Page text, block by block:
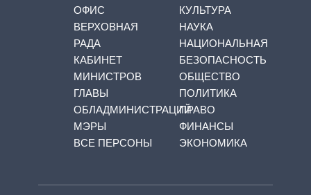
ОФИС
ВЕРХОВНАЯ
РАДА
КАБИНЕТ
МИНИСТРОВ
ГЛАВЫ
ОБЛАДМИНИСТРАЦИЙ
МЭРЫ
ВСЕ ПЕРСОНЫ
КУЛЬТУРА
НАУКА
НАЦИОНАЛЬНАЯ
БЕЗОПАСНОСТЬ
ОБЩЕСТВО
ПОЛИТИКА
ПРАВО
ФИНАНСЫ
ЭКОНОМИКА